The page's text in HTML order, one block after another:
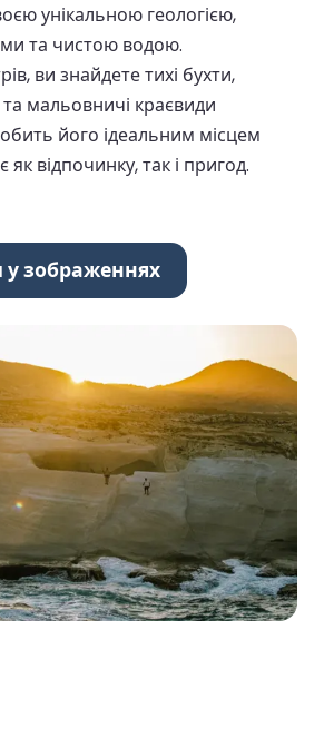
унікальною геологією,
та чистою водою.
ви знайдете тихі бухти,
та мальовничі краєвиди
його ідеальним місцем
як відпочинку, так і пригод.
у зображеннях